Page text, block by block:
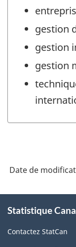
gestion
gestion
gestion
Date de
propos
ce
Statistique
Contactez StatCan